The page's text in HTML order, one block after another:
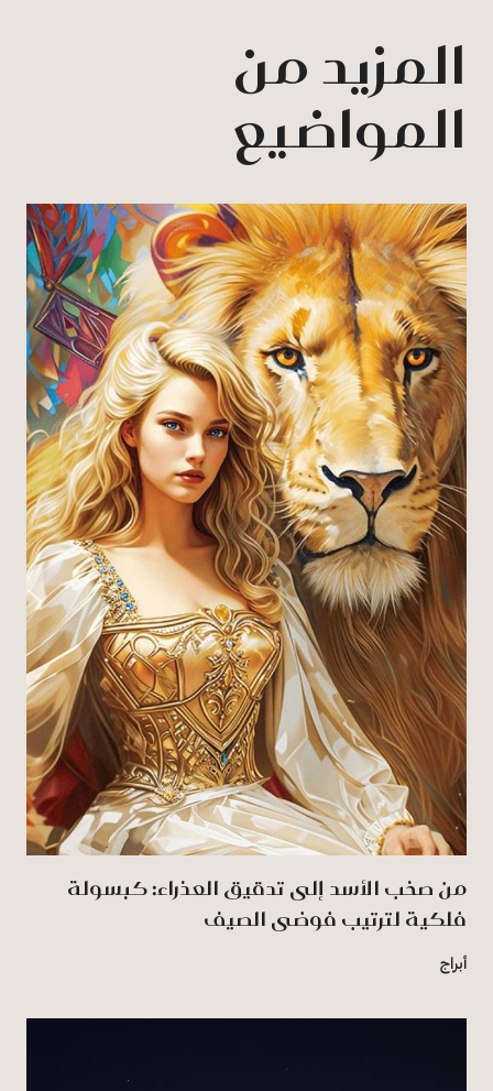
المزيد من
المواضيع
من صخب الأسد إلى تدقيق العذراء: كبسولة
فلكية لترتيب فوضى الصيف
أبراج